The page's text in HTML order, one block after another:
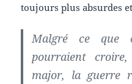
toujours plus absurdes
Malgré ce que
pourraient
major, la guerre